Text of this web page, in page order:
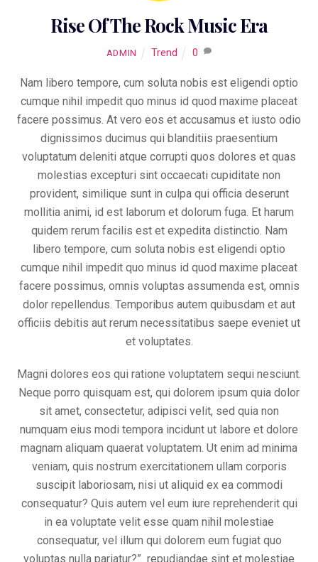
Rise Of The Rock Music Era
ADMIN Trend 0
Nam libero tempore, cum soluta nobis est eligendi optio
cumque nihil impedit quo minus id quod maxime placeat
facere possimus. At vero eos et accusamus et iusto odio
dignissimos ducimus qui blanditiis praesentium
voluptatum deleniti atque corrupti quos dolores et quas
molestias excepturi sint occaecati cupiditate non
provident, similique sunt in culpa qui officia deserunt
mollitia animi, id est laborum et dolorum fuga. Et harum
quidem rerum facilis est et expedita distinctio. Nam
libero tempore, cum soluta nobis est eligendi optio
cumque nihil impedit quo minus id quod maxime placeat
facere possimus, omnis voluptas assumenda est, omnis
dolor repellendus. Temporibus autem quibusdam et aut
officiis debitis aut rerum necessitatibus saepe eveniet ut
et voluptates.
Magni dolores eos qui ratione voluptatem sequi nesciunt.
Neque porro quisquam est, qui dolorem ipsum quia dolor
sit amet, consectetur, adipisci velit, sed quia non
numquam eius modi tempora incidunt ut labore et dolore
magnam aliquam quaerat voluptatem. Ut enim ad minima
veniam, quis nostrum exercitationem ullam corporis
suscipit laboriosam, nisi ut aliquid ex ea commodi
consequatur? Quis autem vel eum iure reprehenderit qui
in ea voluptate velit esse quam nihil molestiae
consequatur, vel illum qui dolorem eum fugiat quo
voluptas nulla pariatur?” repudiandae sint et molestiae